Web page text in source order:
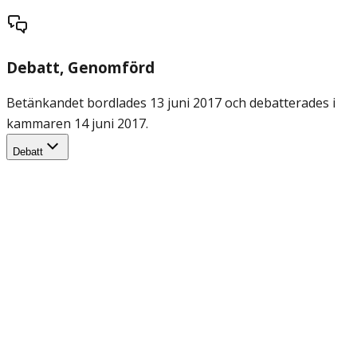
Debatt, Genomförd
Betänkandet bordlades 13 juni 2017 och debatterades i
kammaren 14 juni 2017.
Debatt